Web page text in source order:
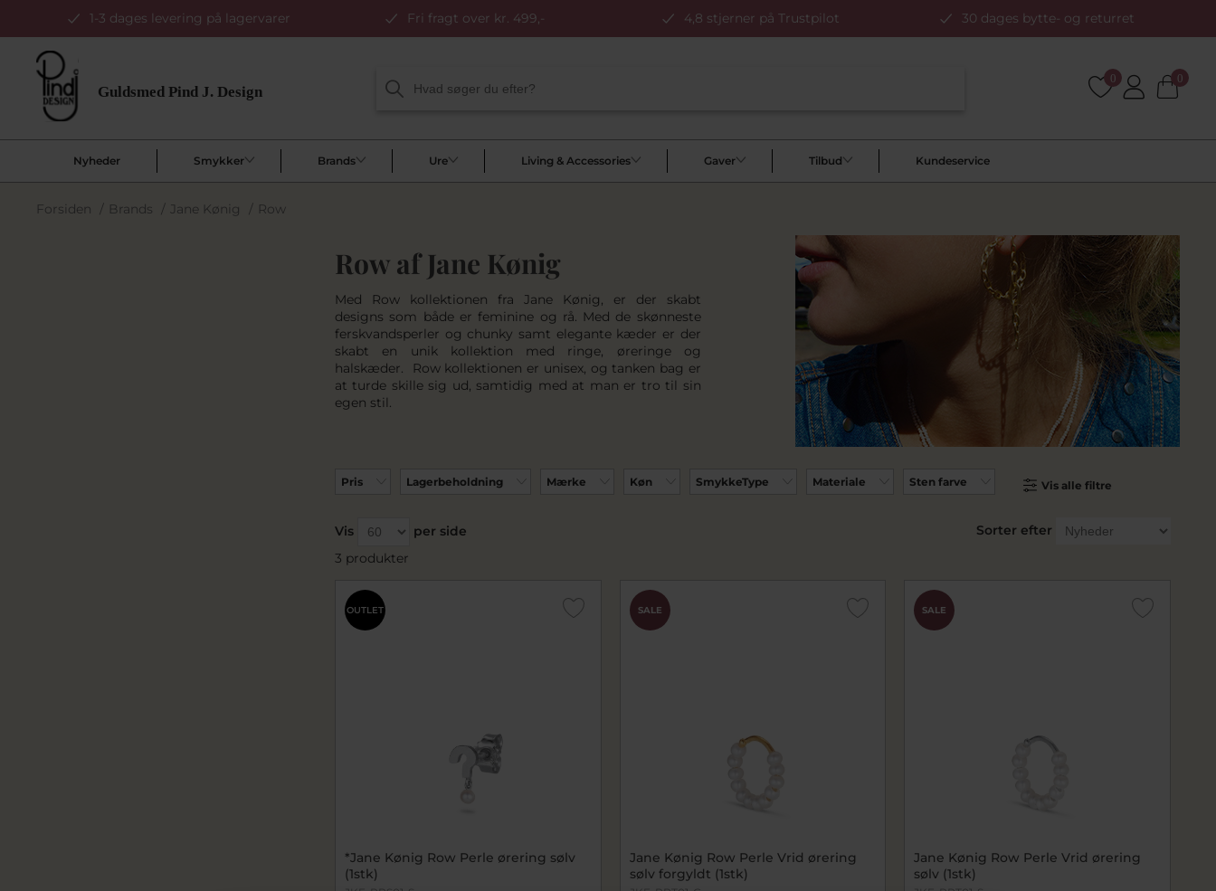
1-3 dages levering på lagervarer Fri fragt over kr. 499,- 4,8 stjerner på Trustpilot 30 dages bytte- og returret
0 0
Nyheder Smykker Brands Ure Living & Accessories Gaver Tilbud Kundeservice
Forsiden / Brands / Jane Kønig / Row
Row af Jane Kønig
Med Row kollektionen fra Jane Kønig, er der skabt
designs som både er feminine og rå. Med de skønneste
ferskvandsperler og chunky samt elegante kæder er der
skabt en unik kollektion med ringe, øreringe og
halskæder. Row kollektionen er unisex, og tanken bag er
at turde skille sig ud, samtidig med at man er tro til sin
egen stil.
Pris Lagerbeholdning Mærke Køn SmykkeType Materiale Sten farve Vis alle filtre
Sorter efter
Vis
per side
3 produkter
OUTLET
*Jane Kønig Row Perle ørering sølv
(1stk)
SALE
Jane Kønig Row Perle Vrid ørering
sølv forgyldt (1stk)
SALE
Jane Kønig Row Perle Vrid ørering
sølv (1stk)